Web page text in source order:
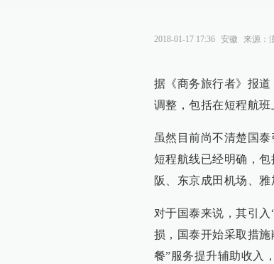
2018-01-17 17:36 安徽 来源：
据《商务旅行者》报
调整，包括在短程航班
虽然目前尚不清楚国
短程航线已经明确，
阪、东京成田机场、雅
对于国泰来说，其引
损，国泰开始采取措
餐”服务提升辅助收入